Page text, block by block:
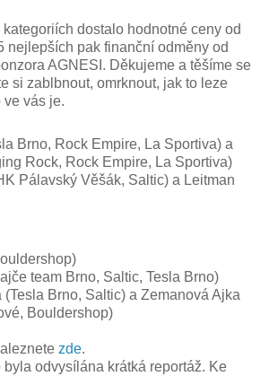
dostalo hodnotné ceny od
nejlepších pak finanční odměny od
AGNESI. Děkujeme a těšíme se
si zablbnout, omrknout, jak to leze
ve vás je.
Brno, Rock Empire, La Sportiva) a
Rock, Rock Empire, La Sportiva)
Pálavský Věšák, Saltic) a Leitman
team Brno, Saltic, Tesla Brno)
Brno, Saltic) a Zemanová Ajka
Bouldershop)
zde.
odvysílána krátká reportáž. Ke